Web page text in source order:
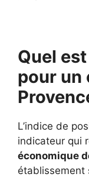
Quel
pour un
L’indice de
indicateur qui
économique
établissement